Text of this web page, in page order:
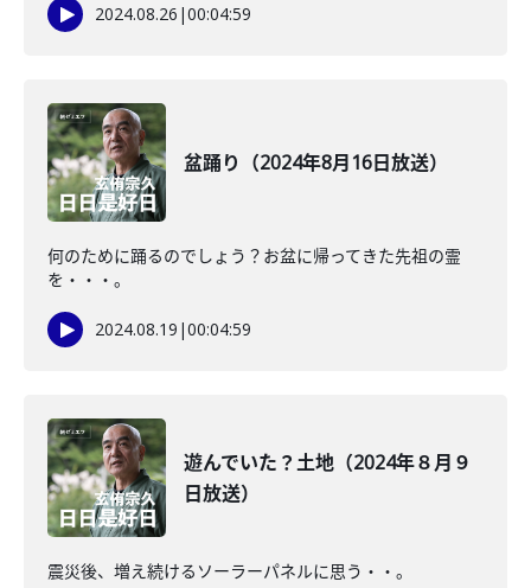
2024.08.26 |00:04:59
盆踊り（2024年8月16日放送）
何のために踊るのでしょう？お盆に帰ってきた先祖の霊
を・・・。
2024.08.19 |00:04:59
遊んでいた？土地（2024年８月９
日放送）
震災後、増え続けるソーラーパネルに思う・・。